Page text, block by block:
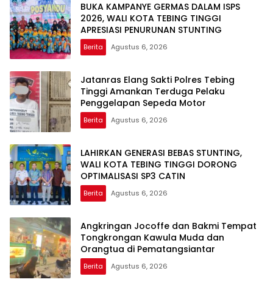
BUKA KAMPANYE GERMAS DALAM ISPS
2026, WALI KOTA TEBING TINGGI
APRESIASI PENURUNAN STUNTING
Berita Agustus 6, 2026
Jatanras Elang Sakti Polres Tebing
Tinggi Amankan Terduga Pelaku
Penggelapan Sepeda Motor
Berita Agustus 6, 2026
LAHIRKAN GENERASI BEBAS STUNTING,
WALI KOTA TEBING TINGGI DORONG
OPTIMALISASI SP3 CATIN
Berita Agustus 6, 2026
Angkringan Jocoffe dan Bakmi Tempat
Tongkrongan Kawula Muda dan
Orangtua di Pematangsiantar
Berita Agustus 6, 2026